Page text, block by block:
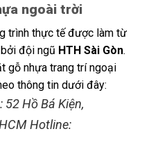
ngoài trời
trình thực tế được làm từ
đội ngũ HTH Sài Gòn.
gỗ nhựa trang trí ngoại
thông tin dưới đây:
Hồ Bá Kiện,
Hotline: